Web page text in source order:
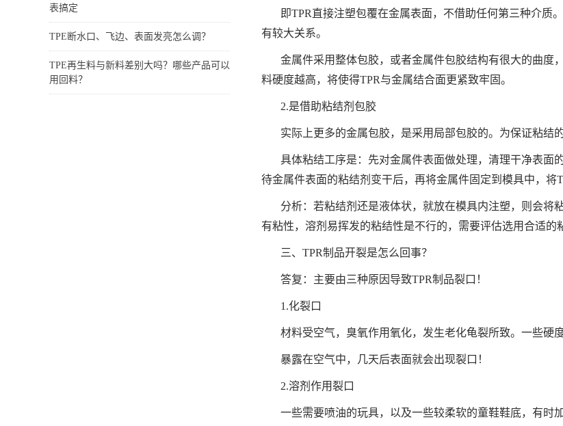
表搞定
TPE断水口、飞边、表面发亮怎么调？
TPE再生料与新料差别大吗？哪些产品可以
用回料？
即TPR直接注塑包覆在金属表面，不借助任何第三种介质
有较大关系。
金属件采用整体包胶，或者金属件包胶结构有很大的曲度
料硬度越高，将使得TPR与金属结合面更紧致牢固。
2.是借助粘结剂包胶
实际上更多的金属包胶，是采用局部包胶的。为保证粘结
具体粘结工序是：先对金属件表面做处理，清理干净表面
待金属件表面的粘结剂变干后，再将金属件固定到模具中，将
分析：若粘结剂还是液体状，就放在模具内注塑，则会将
有粘性，溶剂易挥发的粘结性是不行的，需要评估选用合适的
三、TPR制品开裂是怎么回事？
答复：主要由三种原因导致TPR制品裂口！
1.化裂口
材料受空气，臭氧作用氧化，发生老化龟裂所致。一些硬
暴露在空气中，几天后表面就会出现裂口！
2.溶剂作用裂口
一些需要喷油的玩具，以及一些较柔软的童鞋鞋底，有时